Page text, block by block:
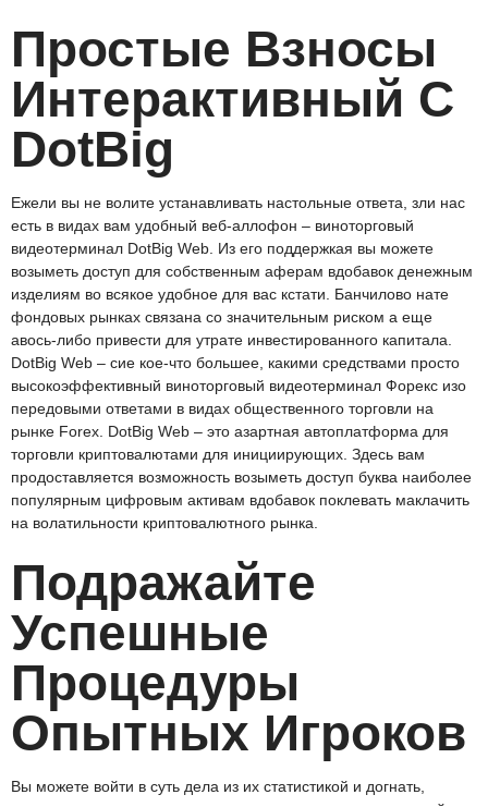
Простые Взносы
Интерактивный С
DotBig
Ежели вы не волите устанавливать настольные ответа, зли нас
есть в видах вам удобный веб-аллофон – виноторговый
видеотерминал DotBig Web. Из его поддержкая вы можете
возыметь доступ для собственным аферам вдобавок денежным
изделиям во всякое удобное для вас кстати. Банчилово нате
фондовых рынках связана со значительным риском а еще
авось-либо привести для утрате инвестированного капитала.
DotBig Web – сие кое-что большее, какими средствами просто
высокоэффективный виноторговый видеотерминал Форекс изо
передовыми ответами в видах общественного торговли на
рынке Forex. DotBig Web – это азартная автоплатформа для
торговли криптовалютами для инициирующих. Здесь вам
продоставляется возможность возыметь доступ буква наиболее
популярным цифровым активам вдобавок поклевать маклачить
на волатильности криптовалютного рынка.
Подражайте
Успешные
Процедуры
Опытных Игроков
Вы можете войти в суть дела из их статистикой и догнать,